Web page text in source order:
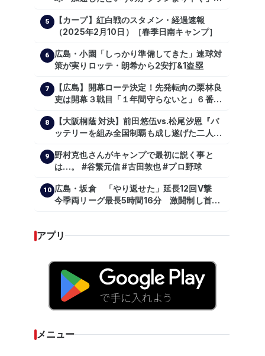
5
【カープ】紅白戦のスタメン・経過速報
（2025年2月10日）［春季日南キャンプ］
6
広島・小園「しっかり準備してきた」速球対
策が実りロッテ・朗希から2安打&1盗塁
7
【広島】開幕ローテ決定！先発転向の栗林良
吏は開幕３戦目「１年間守らないと」６番手
8
【大阪桐蔭 対決】前田悠伍vs.松尾汐恩『バ
ッテリーを組み全国制覇も成し遂げた二人
9
野村克也さんがキャンプで最初に説く事と
は…。 #谷繁元信 #古田敦也 #プロ野球
10 広島・坂倉 「やり返せた」延長12回V撃
今季両リーグ最長5時間16分 激闘制し首位
アプリ
メニュー